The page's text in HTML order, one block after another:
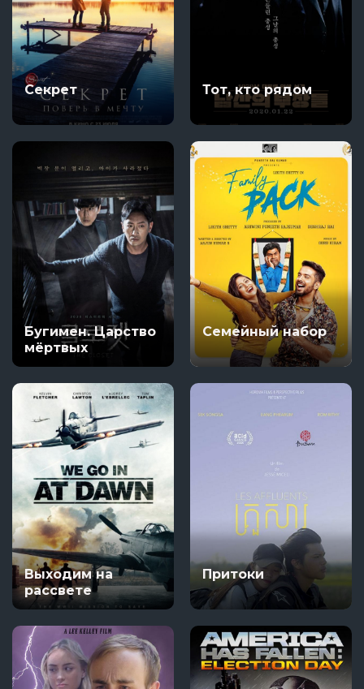
Секрет Тот, кто рядом
Бугимен. Царство
мёртвых
Семейный набор
Выходим на
рассвете
Притоки